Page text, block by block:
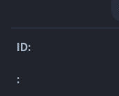
ID:
: